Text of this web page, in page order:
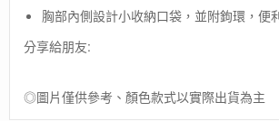
First
Light
Hybrid
/
胸部內側設計小收納口袋，並附鉤環，便
分享給朋友:
◎圖片僅供參考、顏色款式以實際出貨為主